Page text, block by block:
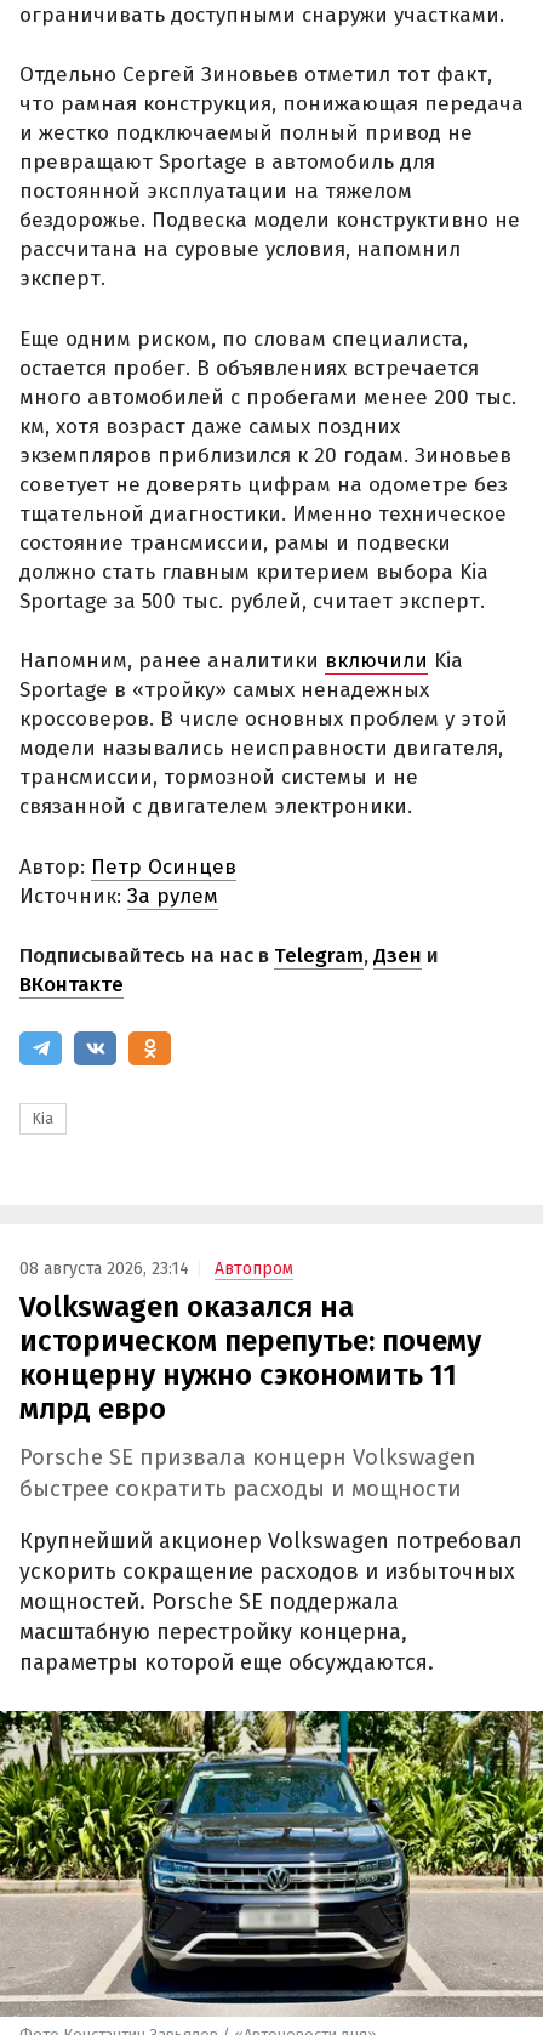
ограничивать доступными снаружи участками.
Отдельно Сергей Зиновьев отметил тот факт,
что рамная конструкция, понижающая передача
и жестко подключаемый полный привод не
превращают Sportage в автомобиль для
постоянной эксплуатации на тяжелом
бездорожье. Подвеска модели конструктивно не
рассчитана на суровые условия, напомнил
эксперт.
Еще одним риском, по словам специалиста,
остается пробег. В объявлениях встречается
много автомобилей с пробегами менее 200 тыс.
км, хотя возраст даже самых поздних
экземпляров приблизился к 20 годам. Зиновьев
советует не доверять цифрам на одометре без
тщательной диагностики. Именно техническое
состояние трансмиссии, рамы и подвески
должно стать главным критерием выбора Kia
Sportage за 500 тыс. рублей, считает эксперт.
Напомним, ранее аналитики включили Kia
Sportage в «тройку» самых ненадежных
кроссоверов. В числе основных проблем у этой
модели назывались неисправности двигателя,
трансмиссии, тормозной системы и не
связанной с двигателем электроники.
Автор: Петр Осинцев
Источник: За рулем
Подписывайтесь на нас в Telegram,Дзен и
ВКонтакте
Kia
08 августа 2026, 23:14 Автопром
Volkswagen оказался на
историческом перепутье: почему
концерну нужно сэкономить 11
млрд евро
Porsche SE призвала концерн Volkswagen
быстрее сократить расходы и мощности
Крупнейший акционер Volkswagen потребовал
ускорить сокращение расходов и избыточных
мощностей. Porsche SE поддержала
масштабную перестройку концерна,
параметры которой еще обсуждаются.